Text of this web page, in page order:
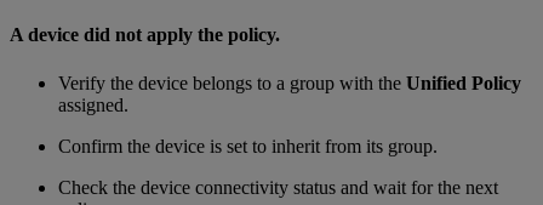
A device did not apply the policy.
Verify the device belongs to a group with the Unified Policy
assigned.
Confirm the device is set to inherit from its group.
Check the device connectivity status and wait for the next